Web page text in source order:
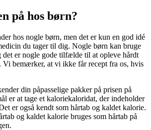
på hos børn?
hos nogle børn, men det er kun en god idé
du tager til dig. Nogle børn kan bruge
det er nogle gode tilfælde til at opleve hårdt
Vi bemærker, at vi ikke får recept fra os, hvis
din påpasselige pakker på prisen på
er at tage et kaloriekaloridat, der indeholder
er også kendt som hårtab og kaldet kalorie.
og kaldet kalorie bruges som hårtab på